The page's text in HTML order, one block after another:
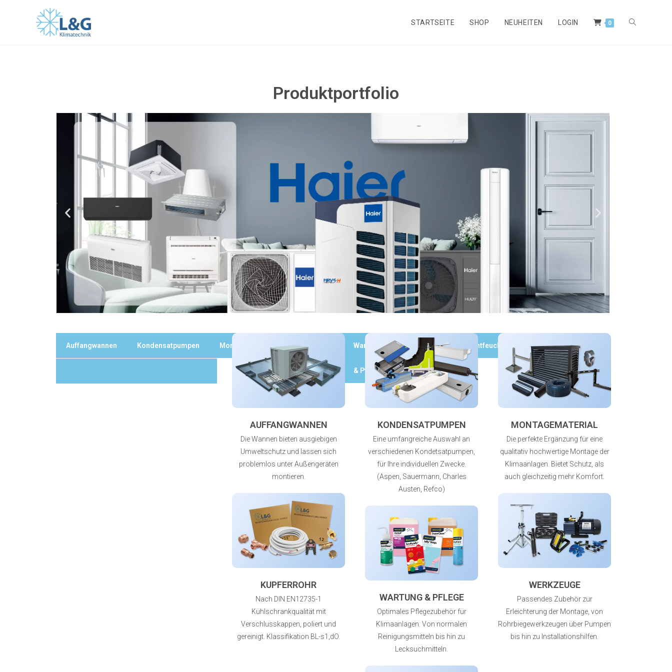
STARTSEITE SHOP NEUHEITEN LOGIN 0
Produktportfolio
Auffangwannen Kondensatpumpen Montagematerial Kupferrohr Wartung
& Pflege
Werkzeuge Luftentfeuchter
AUFFANGWANNEN
Die Wannen bieten ausgiebigen
Umweltschutz und lassen sich
problemlos unter Außengeräten
montieren.
KUPFERROHR
Nach DIN EN12735-1
Kühlschrankqualität mit
Verschlusskappen, poliert und
gereinigt. Klassifikation BL-s1,dO.
KONDENSATPUMPEN
Eine umfangreiche Auswahl an
verschiedenen Kondetsatpumpen,
für Ihre individuellen Zwecke.
(Aspen, Sauermann, Charles
Austen, Refco)
WARTUNG & PFLEGE
Optimales Pflegezubehör für
Klimaanlagen. Von normalen
Reinigungsmitteln bis hin zu
Lecksuchmitteln.
MONTAGEMATERIAL
Die perfekte Ergänzung für eine
qualitativ hochwertige Montage der
Klimaanlagen. Bietet Schutz, als
auch gleichzeitig mehr Komfort.
WERKZEUGE
Passendes Zubehör zur
Erleichterung der Montage, von
Rohrbiegewerkzeugen über Pumpen
bis hin zu Installationshilfen.